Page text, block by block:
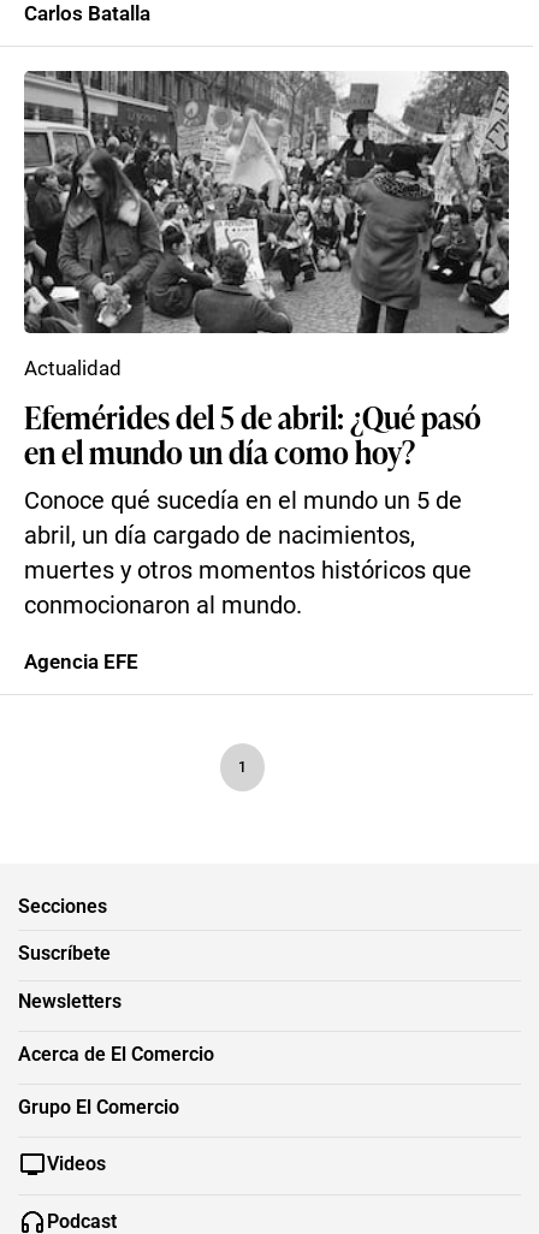
Carlos Batalla
Efemérides del 5 de abril: ¿Qué pasó
en el mundo un día como hoy?
Conoce qué sucedía en el mundo un 5 de
abril, un día cargado de nacimientos,
muertes y otros momentos históricos que
conmocionaron al mundo.
Actualidad
Agencia EFE
1
Secciones
Suscríbete
Newsletters
Acerca de El Comercio
Grupo El Comercio
Videos
Podcast